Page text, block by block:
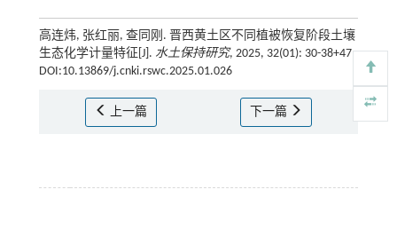
高连炜, 张红丽, 查同刚. 晋西黄土区不同植被恢复阶段土壤
生态化学计量特征[J]. 水土保持研究, 2025, 32(01): 30-38+47
DOI:10.13869/j.cnki.rswc.2025.01.026
上一篇 下一篇